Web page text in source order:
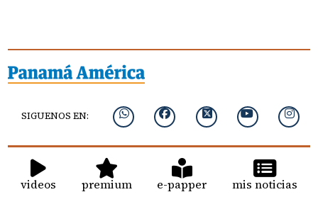
SIGUENOS EN:
videos premium e-papper mis noticias